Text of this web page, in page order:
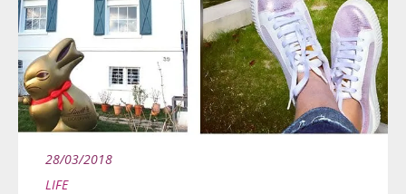
28/03/2018
LIFE